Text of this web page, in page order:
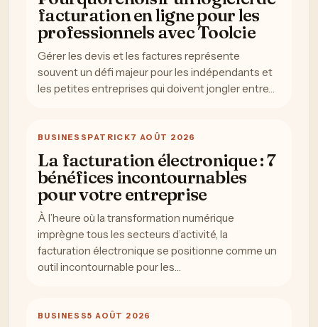
facturation en ligne pour les
professionnels avec Toolcie
Gérer les devis et les factures représente
souvent un défi majeur pour les indépendants et
les petites entreprises qui doivent jongler entre…
BUSINESS PATRICK7 AOÛT 2026
La facturation électronique : 7
bénéfices incontournables
pour votre entreprise
À l’heure où la transformation numérique
imprègne tous les secteurs d’activité, la
facturation électronique se positionne comme un
outil incontournable pour les…
BUSINESS5 AOÛT 2026